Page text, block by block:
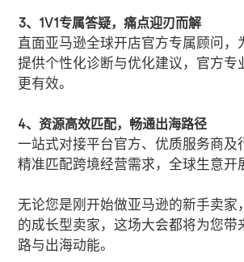
3、1V1专属答疑，痛点迎刃而解
直面亚马逊全球开店官方专属顾问，
提供个性化诊断与优化建议，官方专
更有效。
4、资源高效匹配，畅通出海路径
一站式对接平台官方、优质服务商及
精准匹配跨境经营需求，全球生意开
无论您是刚开始做亚马逊的新手卖家
的成长型卖家，这场大会都将为您带
路与出海动能。